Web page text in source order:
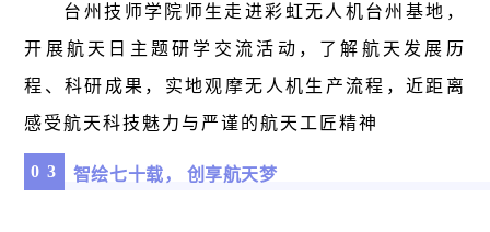
台州技师学院师生走进彩虹无人机台州基地，
开展航天日主题研学交流活动，了解航天发展历
程、科研成果，实地观摩无人机生产流程，近距离
感受航天科技魅力与严谨的航天工匠精神
0 3 智绘七十载， 创享航天梦